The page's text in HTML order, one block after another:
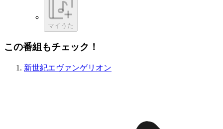
マイうた
この番組もチェック！
新世紀エヴァンゲリオン